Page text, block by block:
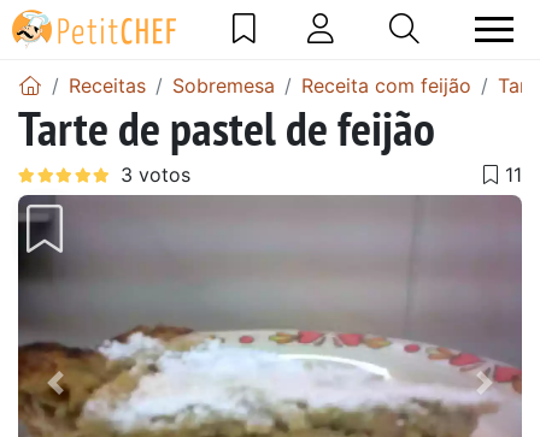
Receitas Sobremesa Receita com feijão
Tarte de pastel de feijão
Anterior Next